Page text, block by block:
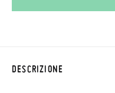
DESCRIZIONE